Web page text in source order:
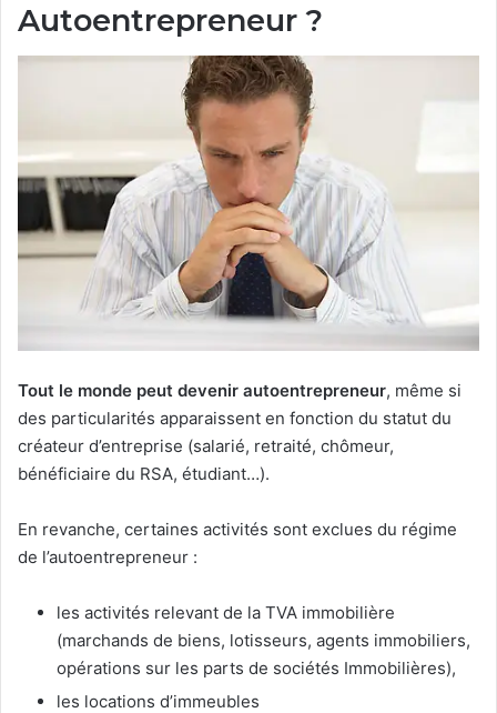
Autoentrepreneur ?
Tout le monde peut devenir autoentrepreneur, même si
des particularités apparaissent en fonction du statut du
créateur d’entreprise (salarié, retraité, chômeur,
bénéficiaire du RSA, étudiant…).
En revanche, certaines activités sont exclues du régime
de l’autoentrepreneur :
les activités relevant de la TVA immobilière
(marchands de biens, lotisseurs, agents immobiliers,
opérations sur les parts de sociétés Immobilières),
les locations d’immeubles